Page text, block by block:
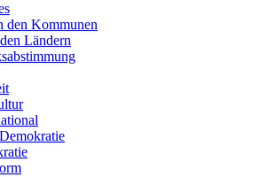
den Kommunen
Ländern